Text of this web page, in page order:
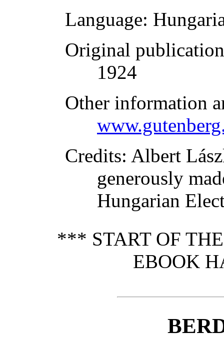
Language:
Original publication
1924
Other information
Credits: Albert
generously
Hungarian
*** START OF
EBOOK